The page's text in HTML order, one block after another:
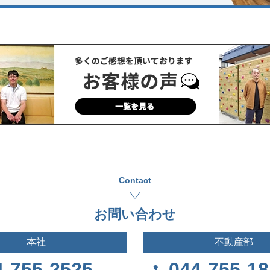
Contact
お問い合わせ
本社 不動産部